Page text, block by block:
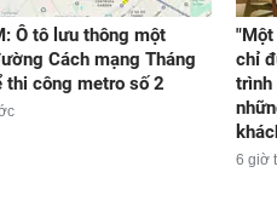
Ô tô lưu thông một
Cách mạng Tháng
thi công metro số 2
"Một
chỉ
trình
6 giờ